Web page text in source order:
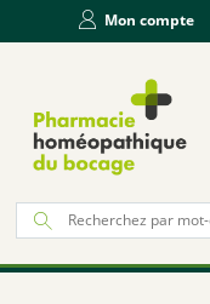
Mon compte
Panneau de gestion des